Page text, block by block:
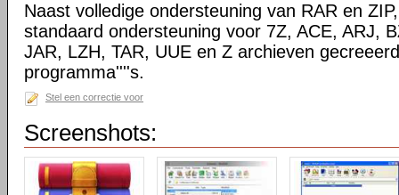
Naast volledige ondersteuning van RAR en
standaard ondersteuning voor 7Z, ACE, ARJ,
JAR, LZH, TAR, UUE en Z archieven
programma''''s.
Stel een correctie voor
Screenshots: